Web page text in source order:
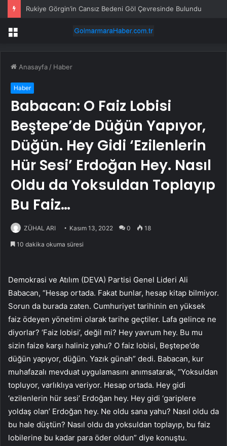
Rukiye Görgin’in Cansız Bedeni Göl Çevresinde Bulundu
Menü
Anasayfa / Haber
Haber
Babacan: O Faiz Lobisi
Beştepe’de Düğün Yapıyor,
Düğün. Hey Gidi ‘Ezilenlerin
Hür Sesi’ Erdoğan Hey. Nasıl
Oldu da Yoksuldan Toplayıp
Bu Faiz…
ZÜHAL ARI Kasım 13, 2022 0 18
10 dakika okuma süresi
Demokrasi ve Atılım (DEVA) Partisi Genel Lideri Ali
Babacan, “Hesap ortada. Fakat bunlar, hesap kitap bilmiyor.
Sorun da burada zaten. Cumhuriyet tarihinin en yüksek
faiz ödeyen yönetimi olarak tarihe geçtiler. Lafa gelince ne
diyorlar? ‘Faiz lobisi’, değil mi? Hey yavrum hey. Bu mu
sizin faize karşı haliniz yahu? O faiz lobisi, Beştepe’de
düğün yapıyor, düğün. Yazık günah” dedi. Babacan, kur
muhafazalı mevduat uygulamasını anımsatarak, “Yoksuldan
topluyor, varlıklıya veriyor. Hesap ortada. Hey gidi
‘ezilenlerin hür sesi’ Erdoğan hey. Hey gidi ‘gariplere
yoldaş olan’ Erdoğan hey. Ne oldu sana yahu? Nasıl oldu da
bu hale düştün? Nasıl oldu da yoksuldan toplayıp, bu faiz
lobilerine bu kadar para öder oldun” diye konuştu.